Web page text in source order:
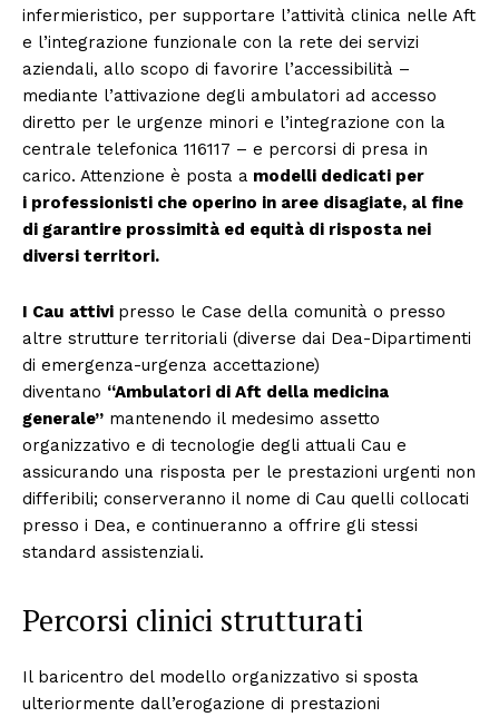
infermieristico, per supportare l’attività clinica nelle Aft
e l’integrazione funzionale con la rete dei servizi
aziendali, allo scopo di favorire l’accessibilità –
mediante l’attivazione degli ambulatori ad accesso
diretto per le urgenze minori e l’integrazione con la
centrale telefonica 116117 – e percorsi di presa in
carico. Attenzione è posta a modelli dedicati per
i professionisti che operino in aree disagiate, al fine
di garantire prossimità ed equità di risposta nei
diversi territori.
I Cau attivi presso le Case della comunità o presso
altre strutture territoriali (diverse dai Dea-Dipartimenti
di emergenza-urgenza accettazione)
diventano “Ambulatori di Aft della medicina
generale” mantenendo il medesimo assetto
organizzativo e di tecnologie degli attuali Cau e
assicurando una risposta per le prestazioni urgenti non
differibili; conserveranno il nome di Cau quelli collocati
presso i Dea, e continueranno a offrire gli stessi
standard assistenziali.
Percorsi clinici strutturati
Il baricentro del modello organizzativo si sposta
ulteriormente dall’erogazione di prestazioni